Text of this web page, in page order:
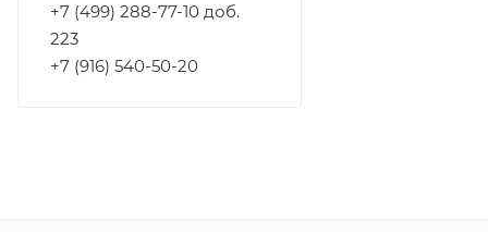
+7 (499) 288-77-10 доб.
223
+7 (916) 540-50-20